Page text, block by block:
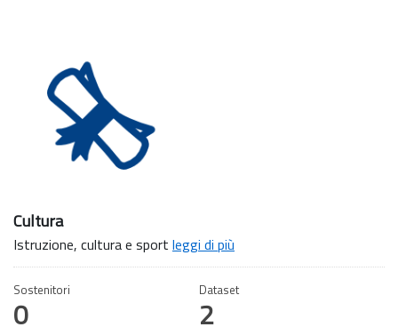
Cultura
Istruzione, cultura e sport leggi di più
Sostenitori
0
Dataset
2